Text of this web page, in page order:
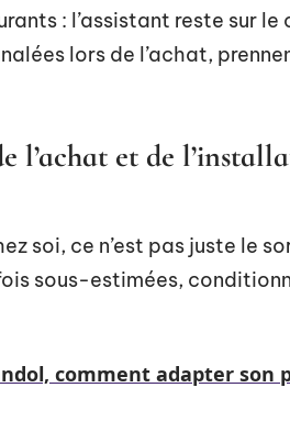
: l’assistant reste sur le
lors de l’achat,
l’achat et de
soi, ce n’est pas juste le
sous-estimées,
comment adapter son